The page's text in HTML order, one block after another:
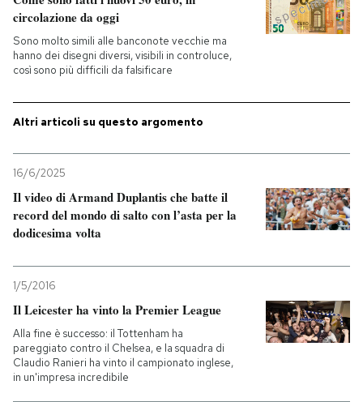
Tecnologia
Internet
Scienza
Economia
Ok Boomer!
PODCAST
NEWSLETTER
I MIEI PREFERITI
SHOP
circolazione da oggi
Sono molto simili alle banconote vecchie ma
hanno dei disegni diversi, visibili in controluce,
così sono più difficili da falsificare
Altri articoli su questo argomento
16/6/2025
Il video di Armand Duplantis che batte il
record del mondo di salto con l’asta per la
dodicesima volta
1/5/2016
Il Leicester ha vinto la Premier League
Alla fine è successo: il Tottenham ha
pareggiato contro il Chelsea, e la squadra di
Claudio Ranieri ha vinto il campionato inglese,
in un'impresa incredibile